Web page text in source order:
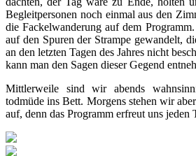
Begleitpersonen noch einmal aus den
die Fackelwanderung auf dem
auf den Spuren der Strampe gewandelt,
an den letzten Tagen des Jahres nicht
kann man den Sagen dieser Gegend
Mittlerweile sind wir abends
todmüde ins Bett. Morgens stehen wir
auf, denn das Programm erfreut uns jeden